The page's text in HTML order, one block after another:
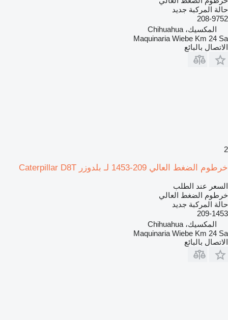
حالة المركبة جديد
208-9752
المكسيك، Chihuahua
Maquinaria Wiebe Km 24 Sa
الاتصال بالبائع
2
خرطوم الضغط العالي 209-1453 لـ بلدوزر Caterpillar D8T
السعر عند الطلب
خرطوم الضغط العالي
حالة المركبة جديد
209-1453
المكسيك، Chihuahua
Maquinaria Wiebe Km 24 Sa
الاتصال بالبائع